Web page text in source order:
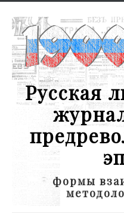
Русская
формы